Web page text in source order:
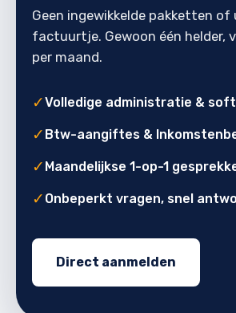
Geen ingewikkelde pakketten
factuurtje. Gewoon één helder,
per maand.
✓Volledige administratie &
✓ Btw-aangiftes &
✓ Maandelijkse 1-op-1
✓ Onbeperkt vragen, snel
Direct aanmelden